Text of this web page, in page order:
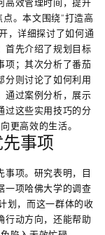
。本文围绕“打造高
，详细探讨了如何通
首先介绍了规划目标
项；其次分析了番茄
分则讨论了如何利用
通过案例分析，展示
过这些实用技巧的分
更高效的生活。
事项
事项。研究表明，目
一项哈佛大学的调查
划，而这一群体的收
行动方向，还能帮助